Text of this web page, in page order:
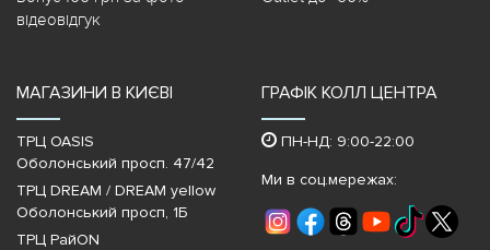
відеовідгук
МАГАЗИНИ В КИЄВІ
ТРЦ OASIS
Оболонський просп. 47/42
ТРЦ DREAM / DREAM yellow
Оболонський просп, 1Б
ТРЦ РайON
ГРАФІК КОЛЛ ЦЕНТРА
ПН-НД: 9:00-22:00
Ми в соц.мережах: